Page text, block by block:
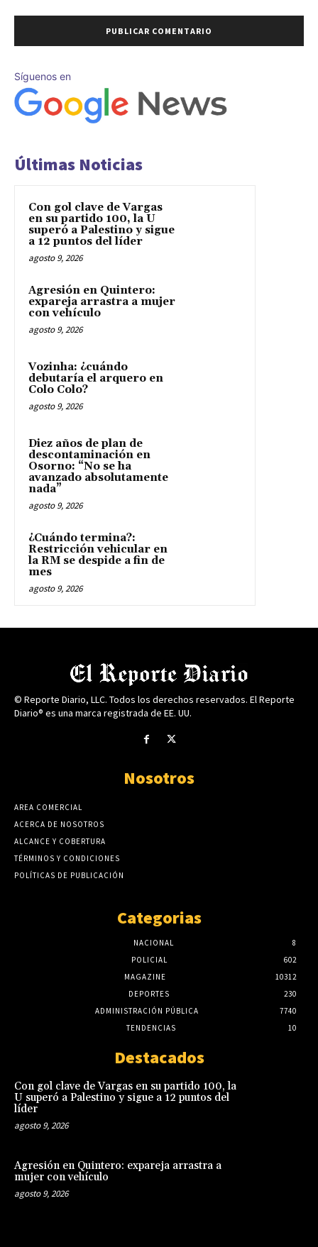
Síguenos en
Últimas Noticias
Con gol clave de Vargas
en su partido 100, la U
superó a Palestino y sigue
a 12 puntos del líder
agosto 9, 2026
Agresión en Quintero:
expareja arrastra a mujer
con vehículo
agosto 9, 2026
Vozinha: ¿cuándo
debutaría el arquero en
Colo Colo?
agosto 9, 2026
Diez años de plan de
descontaminación en
Osorno: “No se ha
avanzado absolutamente
nada”
agosto 9, 2026
¿Cuándo termina?:
Restricción vehicular en
la RM se despide a fin de
mes
agosto 9, 2026
© Reporte Diario, LLC. Todos los derechos reservados. El Reporte
Diario® es una marca registrada de EE. UU.
Nosotros
AREA COMERCIAL
ACERCA DE NOSOTROS
ALCANCE Y COBERTURA
TÉRMINOS Y CONDICIONES
POLÍTICAS DE PUBLICACIÓN
Categorias
NACIONAL
8
POLICIAL
602
MAGAZINE
10312
DEPORTES
230
ADMINISTRACIÓN PÚBLICA
7740
TENDENCIAS
10
Destacados
Con gol clave de Vargas en su partido 100, la
U superó a Palestino y sigue a 12 puntos del
líder
agosto 9, 2026
Agresión en Quintero: expareja arrastra a
mujer con vehículo
agosto 9, 2026